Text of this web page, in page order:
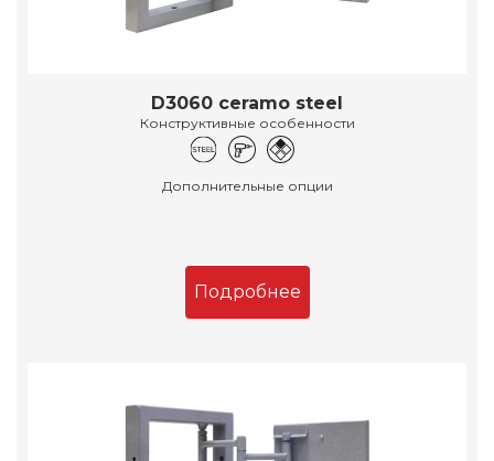
D3060 ceramo steel
Конструктивные особенности
Дополнительные опции
Подробнее